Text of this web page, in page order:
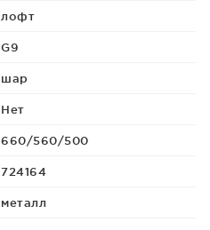
лофт
G9
шар
Нет
660/560/500
724164
металл